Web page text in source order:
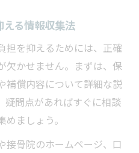
える情報収集法
担を抑えるためには、正確
欠かせません。まずは、保
補償内容について詳細な説
疑問点があればすぐに相談
めましょう。
接骨院のホームページ、口